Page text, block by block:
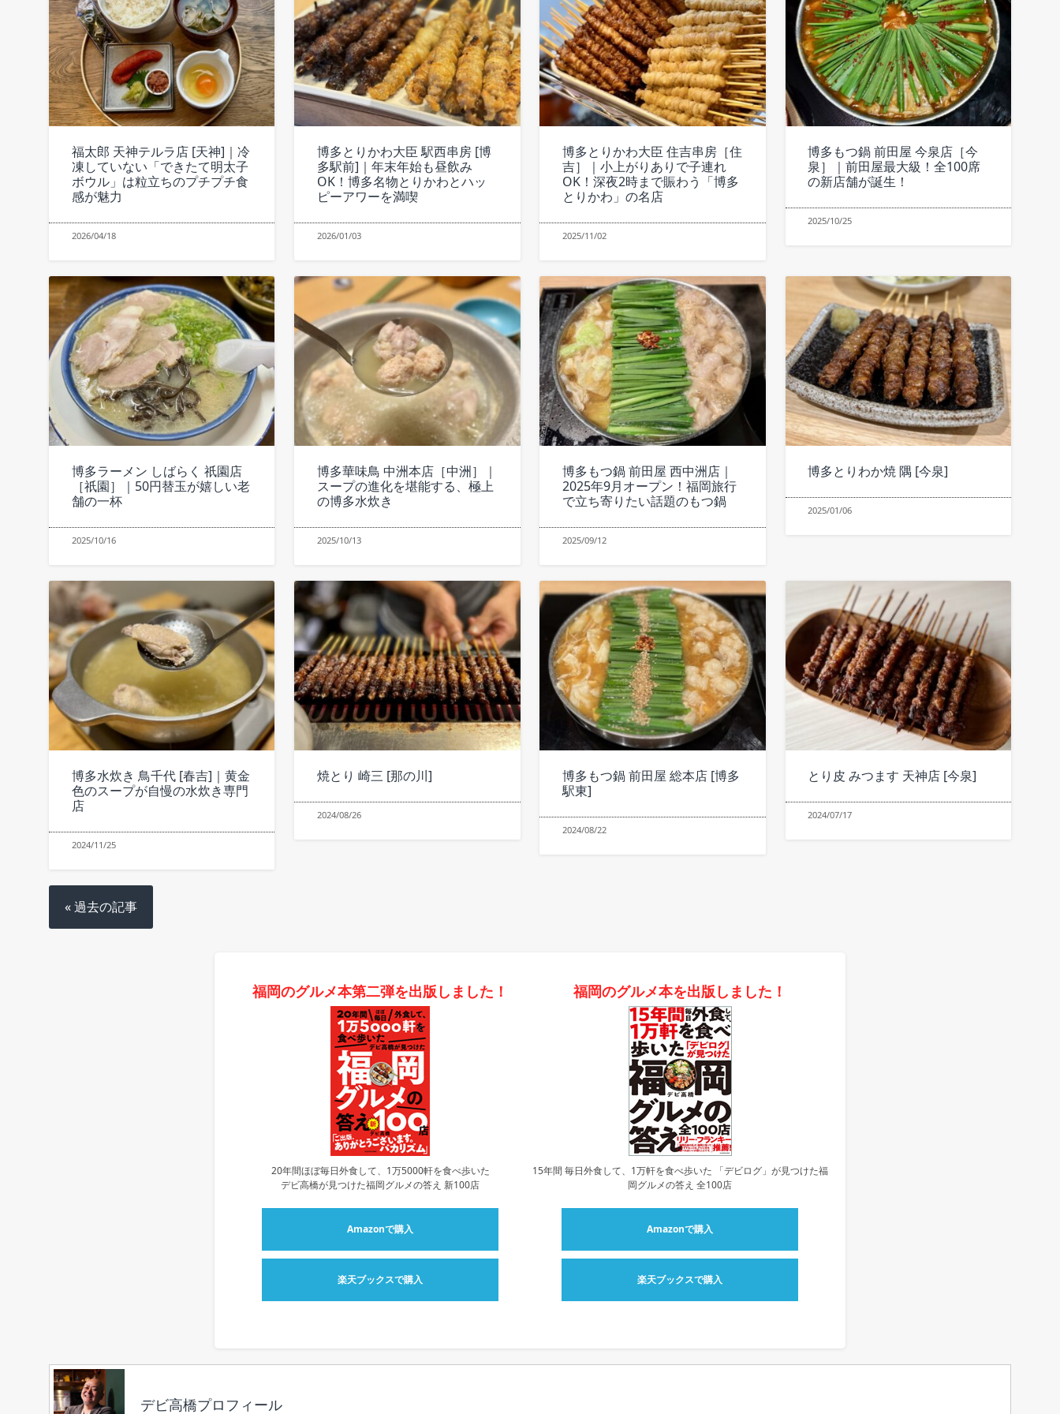
福太郎 天神テルラ店 [天神]｜冷
凍していない「できたて明太子
ボウル」は粒立ちのプチプチ食
感が魅力
2026/04/18
博多とりかわ大臣 駅西串房 [博
多駅前]｜年末年始も昼飲み
OK！博多名物とりかわとハッ
ピーアワーを満喫
2026/01/03
博多とりかわ大臣 住吉串房［住
吉］｜小上がりありで子連れ
OK！深夜2時まで賑わう「博多
とりかわ」の名店
2025/11/02
博多もつ鍋 前田屋 今泉店［今
泉］｜前田屋最大級！全100席
の新店舗が誕生！
2025/10/25
博多ラーメン しばらく 祇園店
［祇園］｜50円替玉が嬉しい老
舗の一杯
2025/10/16
博多華味鳥 中洲本店［中洲］｜
スープの進化を堪能する、極上
の博多水炊き
2025/10/13
博多もつ鍋 前田屋 西中洲店｜
2025年9月オープン！福岡旅行
で立ち寄りたい話題のもつ鍋
2025/09/12
博多とりわか焼 隅 [今泉]
2025/01/06
博多水炊き 鳥千代 [春吉]｜黄金
色のスープが自慢の水炊き専門
店
2024/11/25
焼とり 崎三 [那の川]
2024/08/26
博多もつ鍋 前田屋 総本店 [博多
駅東]
2024/08/22
とり皮 みつます 天神店 [今泉]
2024/07/17
« 過去の記事
福岡のグルメ本第二弾を出版しました！
20年間ほぼ毎日外食して、1万5000軒を食べ歩いた
デビ高橋が見つけた福岡グルメの答え 新100店
Amazonで購入
楽天ブックスで購入
福岡のグルメ本を出版しました！
15年間 毎日外食して、1万軒を食べ歩いた 「デビログ」が見つけた福
岡グルメの答え 全100店
Amazonで購入
楽天ブックスで購入
デビ高橋プロフィール